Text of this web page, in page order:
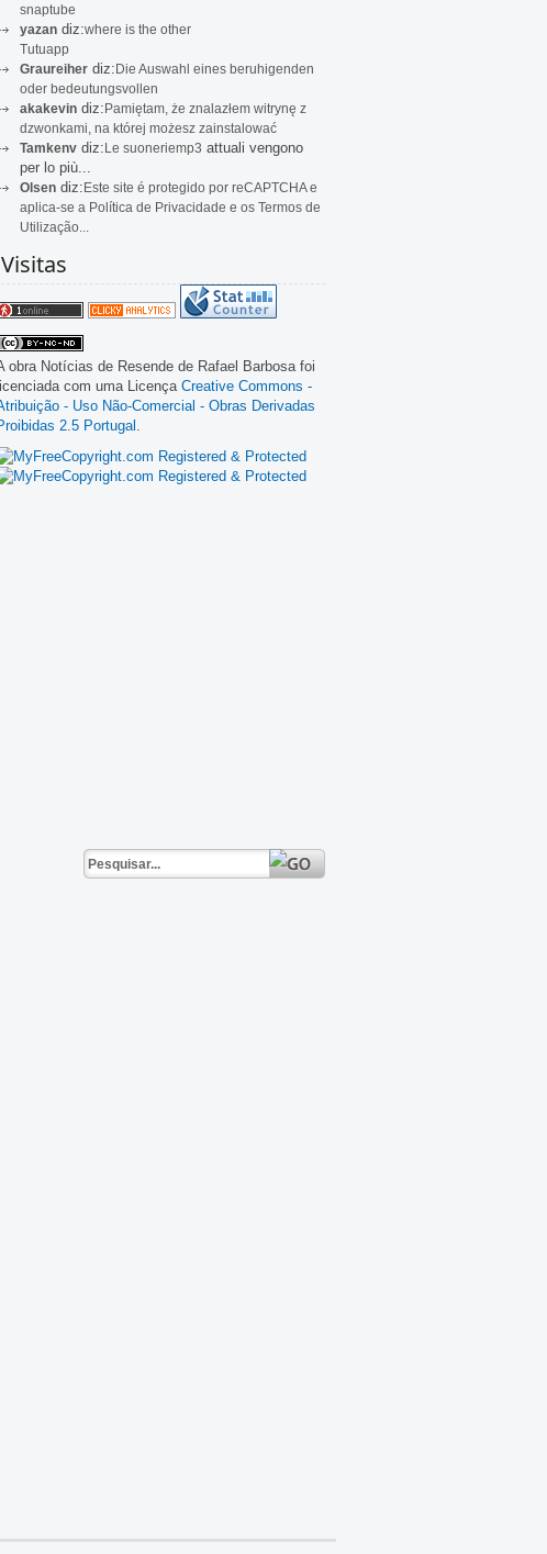
snaptube
yazan diz:where is the other
Tutuapp
Graureiher diz:Die Auswahl eines beruhigenden
oder bedeutungsvollen
akakevin diz:Pamiętam, że znalazłem witrynę z
dzwonkami, na której możesz zainstalować
Tamkenv diz:Le suoneriemp3 attuali vengono
per lo più...
Olsen diz:Este site é protegido por reCAPTCHA e
aplica-se a Política de Privacidade e os Termos de
Utilização...
Visitas
obra Notícias de Resende de Rafael Barbosa foi
licenciada com uma Licença Creative Commons -
- Uso Não-Comercial - Obras Derivadas
2.5 Portugal